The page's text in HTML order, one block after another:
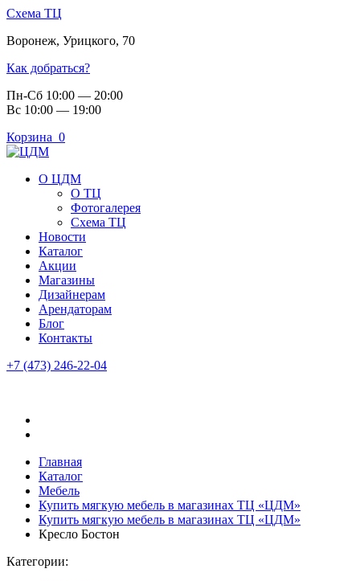
Схема ТЦ
Воронеж, Урицкого, 70
Как добраться?
Пн-Сб 10:00 — 20:00
Вс 10:00 — 19:00
Корзина 0
О ЦДМ
О ТЦ
Фотогалерея
Схема ТЦ
Новости
Каталог
Акции
Магазины
Дизайнерам
Арендаторам
Блог
Контакты
+7 (473) 246-22-04
Главная
Каталог
Мебель
Купить мягкую мебель в магазинах ТЦ «ЦДМ»
Купить мягкую мебель в магазинах ТЦ «ЦДМ»
Кресло Бостон
Категории: